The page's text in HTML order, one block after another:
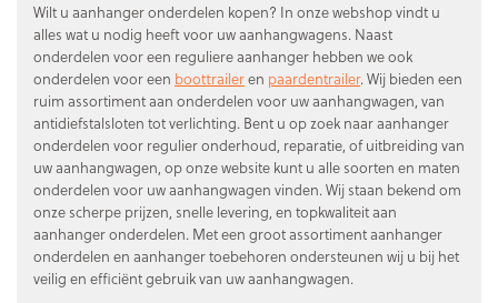
Wilt u aanhanger onderdelen kopen? In onze webshop vindt u
alles wat u nodig heeft voor uw aanhangwagens. Naast
onderdelen voor een reguliere aanhanger hebben we ook
onderdelen voor een boottraileren paardentrailer. Wij bieden een
ruim assortiment aan onderdelen voor uw aanhangwagen, van
antidiefstalsloten tot verlichting. Bent u op zoek naar aanhanger
onderdelen voor regulier onderhoud, reparatie, of uitbreiding van
uw aanhangwagen, op onze website kunt u alle soorten en maten
onderdelen voor uw aanhangwagen vinden. Wij staan bekend om
onze scherpe prijzen, snelle levering, en topkwaliteit aan
aanhanger onderdelen. Met een groot assortiment aanhanger
onderdelen en aanhanger toebehoren ondersteunen wij u bij het
veilig en efficiënt gebruik van uw aanhangwagen.